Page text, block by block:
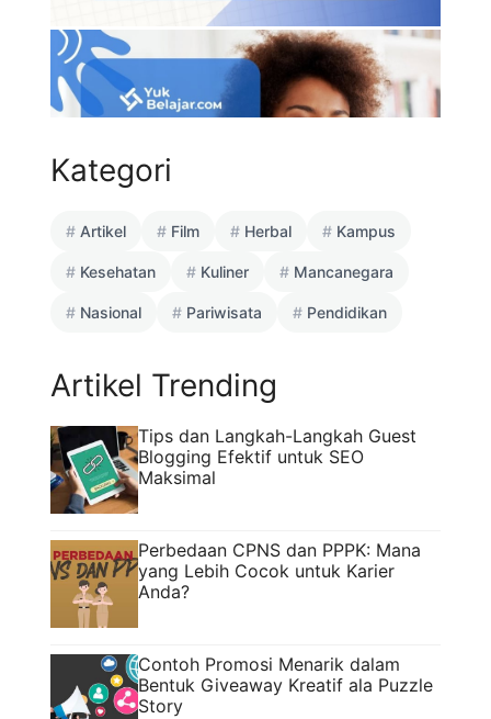
Kategori
Artikel Film Herbal Kampus
Kesehatan Kuliner Mancanegara
Nasional Pariwisata Pendidikan
Artikel Trending
Tips dan Langkah-Langkah Guest
Blogging Efektif untuk SEO
Maksimal
Perbedaan CPNS dan PPPK: Mana
yang Lebih Cocok untuk Karier
Anda?
Contoh Promosi Menarik dalam
Bentuk Giveaway Kreatif ala Puzzle
Story